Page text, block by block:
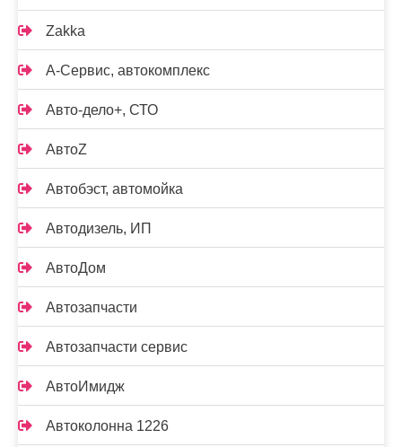
Zakka
А-Сервис, автокомплекс
Авто-дело+, СТО
АвтоZ
Автобэст, автомойка
Автодизель, ИП
АвтоДом
Автозапчасти
Автозапчасти сервис
АвтоИмидж
Автоколонна 1226